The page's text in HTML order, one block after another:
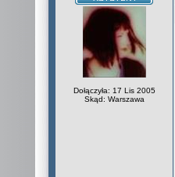
Dołączyła: 17 Lis 2005
Skąd: Warszawa